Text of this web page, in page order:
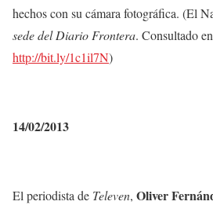
hechos con su cámara fotográfica. (El
sede del Diario Frontera. Consultado
http://bit.ly/1c1il7N)
14/02/2013
El periodista de Televen, Oliver